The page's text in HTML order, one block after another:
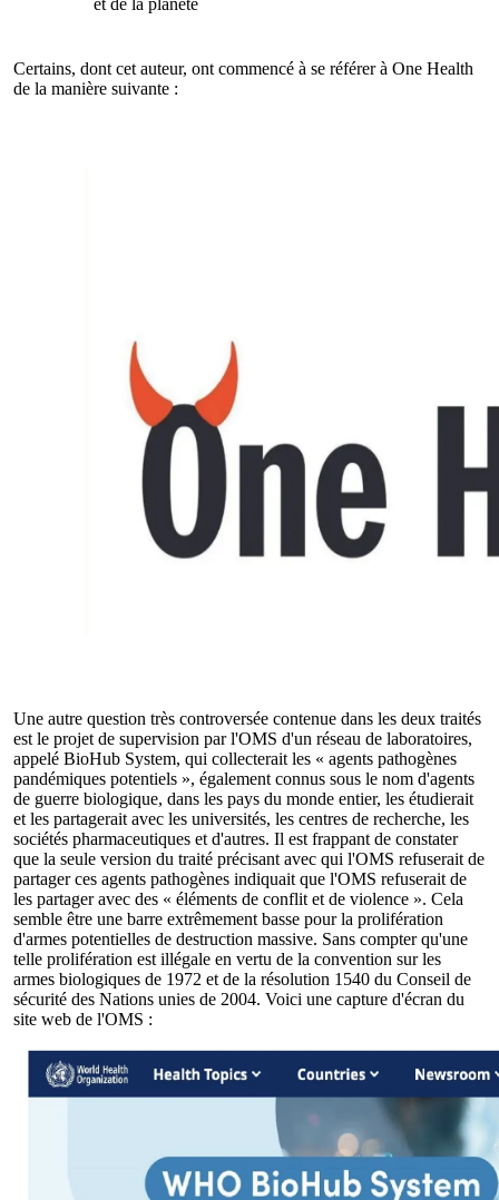
et de la planète
Certains, dont cet auteur, ont commencé à se référer à One Health
de la manière suivante :
Une autre question très controversée contenue dans les deux traités
est le projet de supervision par l'OMS d'un réseau de laboratoires,
appelé BioHub System, qui collecterait les « agents pathogènes
pandémiques potentiels », également connus sous le nom d'agents
de guerre biologique, dans les pays du monde entier, les étudierait
et les partagerait avec les universités, les centres de recherche, les
sociétés pharmaceutiques et d'autres. Il est frappant de constater
que la seule version du traité précisant avec qui l'OMS refuserait de
partager ces agents pathogènes indiquait que l'OMS refuserait de
les partager avec des « éléments de conflit et de violence ». Cela
semble être une barre extrêmement basse pour la prolifération
d'armes potentielles de destruction massive. Sans compter qu'une
telle prolifération est illégale en vertu de la convention sur les
armes biologiques de 1972 et de la résolution 1540 du Conseil de
sécurité des Nations unies de 2004. Voici une capture d'écran du
site web de l'OMS :